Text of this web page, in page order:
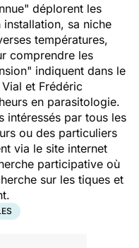
déplorent les
sa niche
températures,
comprendre les
indiquent dans le
et Frédéric
en parasitologie.
intéressés par tous les
ou des particuliers
via le site internet
participative où
sur les tiques et